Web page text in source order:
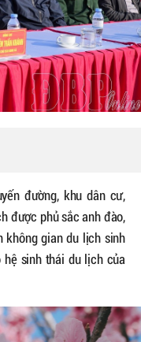
đường, khu dân cư,
được phủ sắc anh đào,
không gian du lịch sinh
sinh thái du lịch của